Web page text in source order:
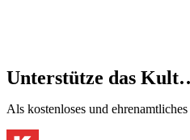
Unterstütze das
Als kostenloses und